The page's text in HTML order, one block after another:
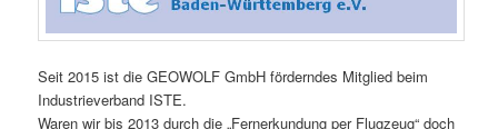
Seit 2015 ist die GEOWOLF GmbH förderndes Mitglied beim
Industrieverband ISTE.
Waren wir bis 2013 durch die „Fernerkundung per Flugzeug“ doch